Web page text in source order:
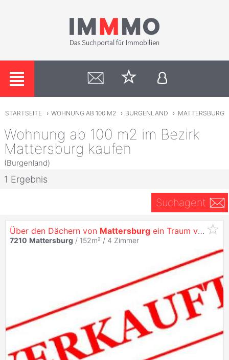
STARTSEITE › WOHNUNG AB 100 M2 › BURGENLAND › MATTERSBURG
Wohnung ab 100 m2 im Bezirk
Mattersburg kaufen
(Burgenland)
1 Ergebnis
Suchagent
Über den Dächern von Mattersburg ein Traum von einer Penthouse
7210 Mattersburg / 152m² / 4 Zimmer